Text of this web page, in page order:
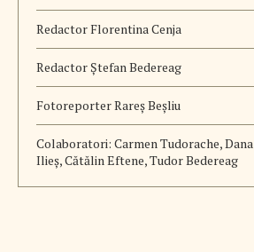
Redactor Florentina Cenja
Redactor Ștefan Bedereag
Fotoreporter Rareș Beșliu
Colaboratori: Carmen Tudorache, Dana
Ilieș, Cătălin Eftene, Tudor Bedereag